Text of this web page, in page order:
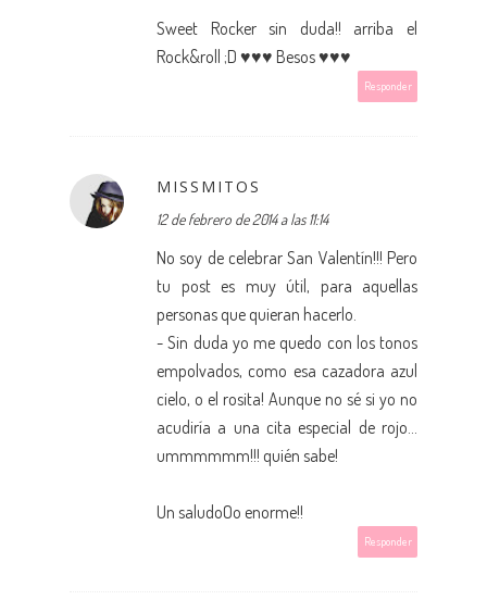
Sweet Rocker sin duda!! arriba el
Rock&roll ;D ♥♥♥ Besos ♥♥♥
Responder
MISSMITOS
12 de febrero de 2014 a las 11:14
No soy de celebrar San Valentín!!! Pero
tu post es muy útil, para aquellas
personas que quieran hacerlo.
- Sin duda yo me quedo con los tonos
empolvados, como esa cazadora azul
cielo, o el rosita! Aunque no sé si yo no
acudiría a una cita especial de rojo...
ummmmmm!!! quién sabe!
Un saludoOo enorme!!
Responder